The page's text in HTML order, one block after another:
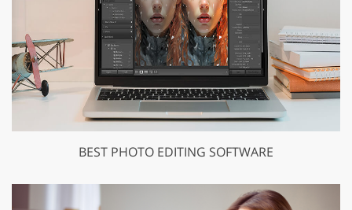
BEST PHOTO EDITING SOFTWARE